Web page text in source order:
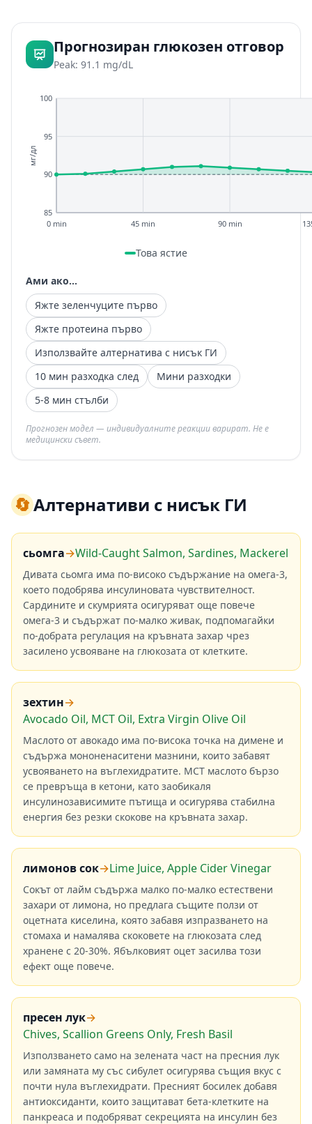
Прогнозиран глюкозен отговор
Peak: 91.1 mg/dL
85
90
95
100
0 min 45 min 90 min
мг/дл
Това ястие
Ами ако...
Яжте зеленчуците първо
Яжте протеина първо
Използвайте алтернатива с нисък ГИ
10 мин разходка след
Мини разходки
5-8 мин стълби
Прогнозен модел — индивидуалните реакции варират. Не е
медицински съвет.
🔄Алтернативи с нисък ГИ
сьомга→Wild-Caught Salmon, Sardines, Mackerel
Дивата сьомга има по-високо съдържание на омега-3,
което подобрява инсулиновата чувствителност.
Сардините и скумрията осигуряват още повече
омега-3 и съдържат по-малко живак, подпомагайки
по-добрата регулация на кръвната захар чрез
засилено усвояване на глюкозата от клетките.
зехтин→
Avocado Oil, MCT Oil, Extra Virgin Olive Oil
Маслото от авокадо има по-висока точка на димене и
съдържа мононенаситени мазнини, които забавят
усвояването на въглехидратите. MCT маслото бързо
се превръща в кетони, като заобикаля
инсулинозависимите пътища и осигурява стабилна
енергия без резки скокове на кръвната захар.
лимонов сок→Lime Juice, Apple Cider Vinegar
Сокът от лайм съдържа малко по-малко естествени
захари от лимона, но предлага същите ползи от
оцетната киселина, която забавя изпразването на
стомаха и намалява скоковете на глюкозата след
хранене с 20-30%. Ябълковият оцет засилва този
ефект още повече.
пресен лук→
Chives, Scallion Greens Only, Fresh Basil
Използването само на зелената част на пресния лук
или замяната му със сибулет осигурява същия вкус с
почти нула въглехидрати. Пресният босилек добавя
антиоксиданти, които защитават бета-клетките на
панкреаса и подобряват секрецията на инсулин без